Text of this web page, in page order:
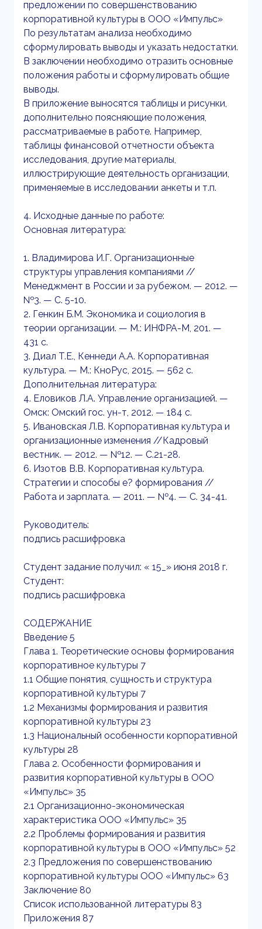
предложении по совершенствованию
корпоративной культуры в ООО «Импульс»
По результатам анализа необходимо
сформулировать выводы и указать недостатки.
В заключении необходимо отразить основные
положения работы и сформулировать общие
выводы.
В приложение выносятся таблицы и рисунки,
дополнительно поясняющие положения,
рассматриваемые в работе. Например,
таблицы финансовой отчетности объекта
исследования, другие материалы,
иллюстрирующие деятельность организации,
применяемые в исследовании анкеты и т.п.
4. Исходные данные по работе:
Основная литература:
1. Владимирова И.Г. Организационные
структуры управления компаниями //
Менеджмент в России и за рубежом. — 2012. —
№3. — С. 5-10.
2. Генкин Б.М. Экономика и социология в
теории организации. — М.: ИНФРА-М, 201. —
431 с.
3. Диал T.E., Кеннеди A.A. Корпоративная
культура. — М.: КноРус, 2015. — 562 с.
Дополнительная литература:
4. Еловиков Л.А. Управление организацией. —
Омск: Омский гос. ун-т, 2012. — 184 с.
5. Ивановская Л.В. Корпоративная культура и
организационные изменения //Кадровый
вестник. — 2012. — №12. — С.21-28.
6. Изотов В.В. Корпоративная культура.
Стратегии и способы е? формирования //
Работа и зарплата. — 2011. — №4. — С. 34-41.
Руководитель:
подпись расшифровка
Студент задание получил: « 15_» июня 2018 г.
Студент:
подпись расшифровка
СОДЕРЖАНИЕ
Введение 5
Глава 1. Теоретические основы формирования
корпоративное культуры 7
1.1 Общие понятия, сущность и структура
корпоративной культуры 7
1.2 Механизмы формирования и развития
корпоративной культуры 23
1.3 Национальный особенности корпоративной
культуры 28
Глава 2. Особенности формирования и
развития корпоративной культуры в ООО
«Импульс» 35
2.1 Организационно-экономическая
характеристика ООО «Импульс» 35
2.2 Проблемы формирования и развития
корпоративной культуры в ООО «Импульс» 52
2.3 Предложения по совершенствованию
корпоративной культуры ООО «Импульс» 63
Заключение 80
Список использованной литературы 83
Приложения 87